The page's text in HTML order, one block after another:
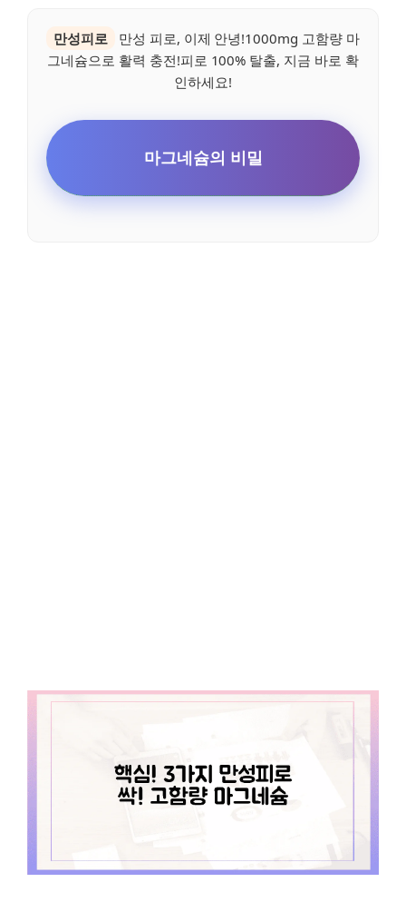
만성피로
만성 피로, 이제 안녕!1000mg 고함량 마
그네슘으로 활력 충전!피로 100% 탈출, 지금 바로 확
인하세요!
마그네슘의 비밀